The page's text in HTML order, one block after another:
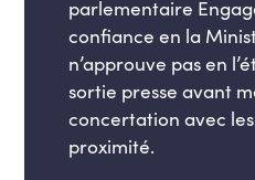
parlementaire
confiance en la
n’approuve pas en
sortie presse avant
concertation avec
proximité.